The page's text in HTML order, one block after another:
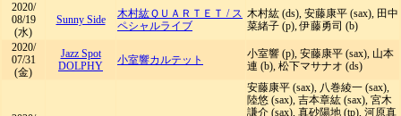
2020/
08/19
(水)
Sunny Side 木村紘ＱＵＡＲＴＥＴ / ス
ペシャルライブ
木村紘 (ds), 安藤康平 (sax), 田中
菜緒子 (p), 伊藤勇司 (b)
2020/
07/31
(金)
Jazz Spot
DOLPHY
小室響カルテット
小室響 (p), 安藤康平 (sax), 山本
連 (b), 松下マサナオ (ds)
安藤康平 (sax), 八巻綾一 (sax),
陸悠 (sax), 吉本章紘 (sax), 宮木
謙介 (sax), 真砂陽地 (tp), 河原真